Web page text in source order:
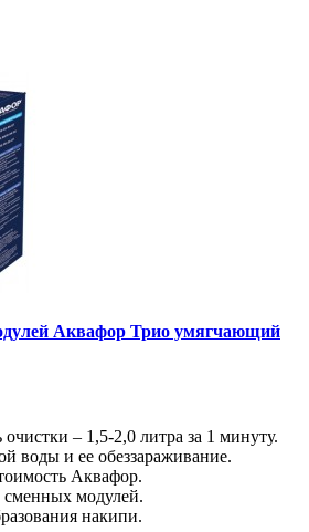
Аквафор Трио умягчающий
очистки – 1,5-2,0 литра за 1 минуту.
воды и ее обеззараживание.
Аквафор.
сменных модулей.
накипи.